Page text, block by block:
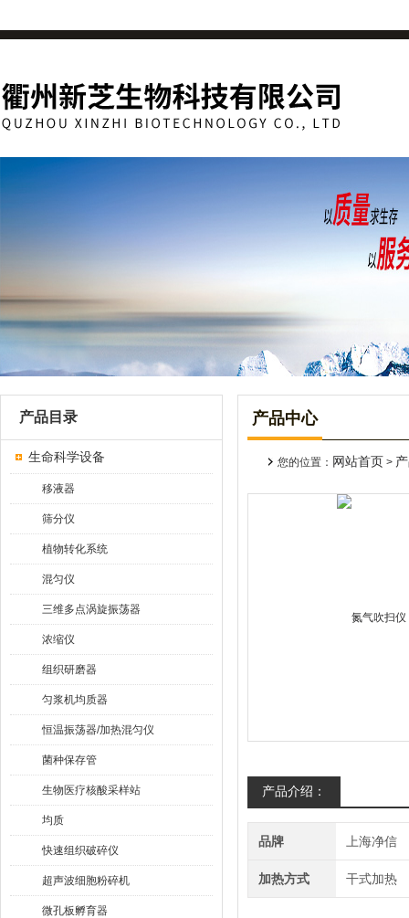
产品目录
生命科学设备
移液器
筛分仪
植物转化系统
混匀仪
三维多点涡旋振荡器
浓缩仪
组织研磨器
匀浆机均质器
恒温振荡器/加热混匀仪
菌种保存管
生物医疗核酸采样站
均质
快速组织破碎仪
超声波细胞粉碎机
微孔板孵育器
产品中心
您的位置： 网站首页 >
产品介绍：
品牌 上海净信
加热方式 干式加热